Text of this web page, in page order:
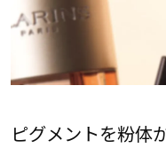
ピグメントを粉体